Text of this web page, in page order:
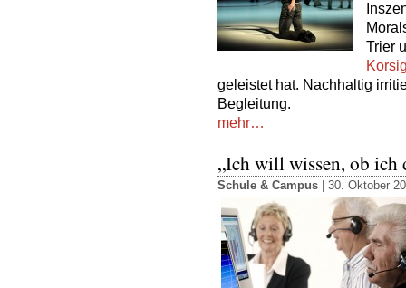
Trier
geleistet hat. Nachhaltig
Begleitung.
mehr…
„Ich will wissen, ob ich
Schule & Campus | 30. Oktober